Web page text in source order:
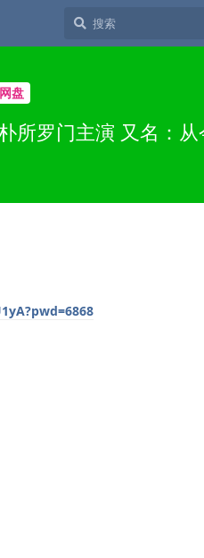
盘
所罗门主演 又名：